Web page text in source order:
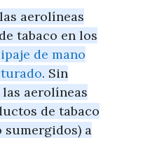
aerolíneas
tabaco en los
de mano
. Sin
aerolíneas
de tabaco
sumergidos) a